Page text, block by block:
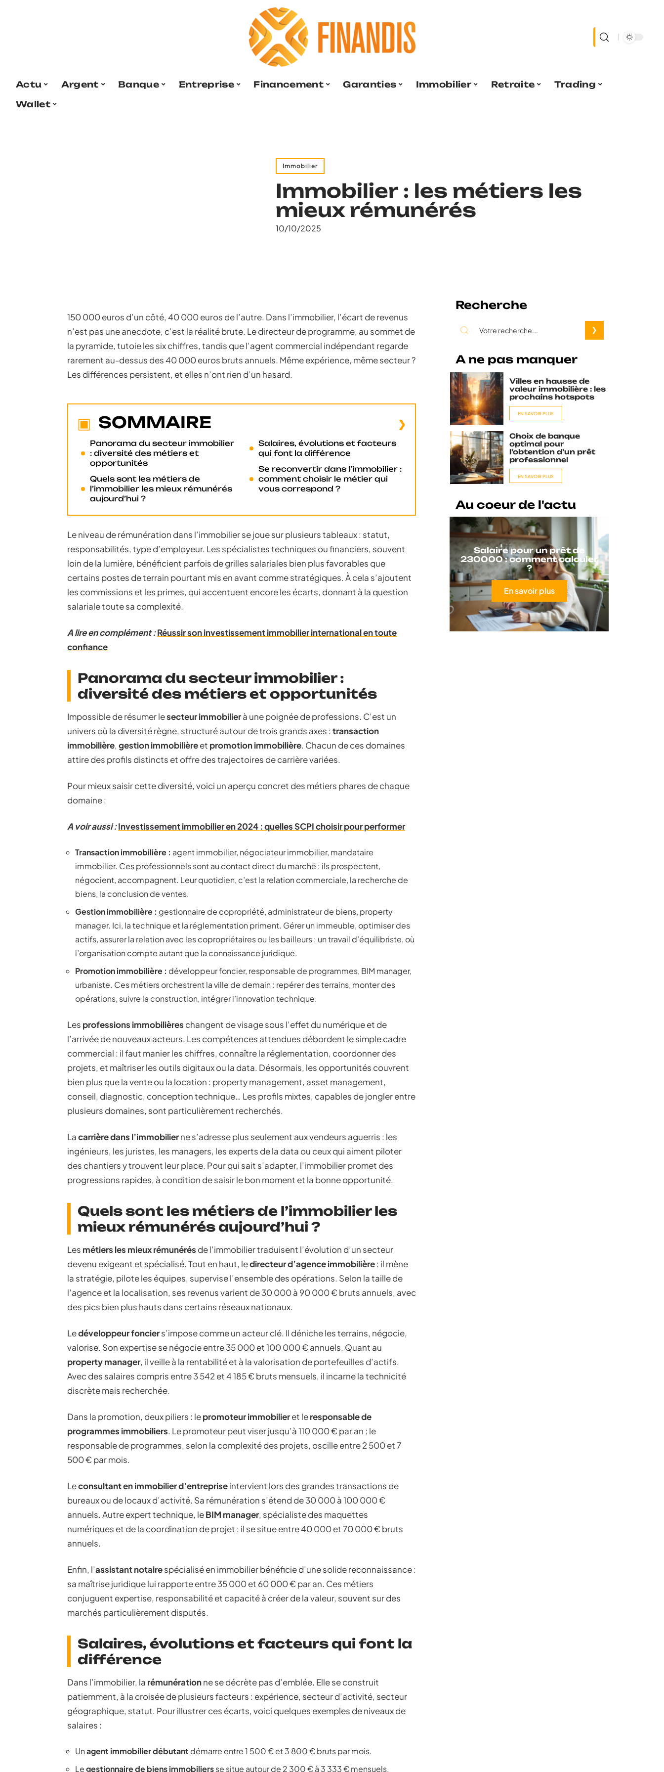
Actu Argent Banque Entreprise Financement Garanties Immobilier Retraite
Trading
Wallet
Immobilier
Immobilier : les métiers les
mieux rémunérés
10/10/2025
150 000 euros d’un côté, 40 000 euros de l’autre. Dans l’immobilier, l’écart de revenus
n’est pas une anecdote, c’est la réalité brute. Le directeur de programme, au sommet de
la pyramide, tutoie les six chiffres, tandis que l’agent commercial indépendant regarde
rarement au-dessus des 40 000 euros bruts annuels. Même expérience, même secteur ?
Les différences persistent, et elles n’ont rien d’un hasard.
SOMMAIRE
Panorama du secteur immobilier
: diversité des métiers et
opportunités
Quels sont les métiers de
l’immobilier les mieux rémunérés
aujourd’hui ?
Salaires, évolutions et facteurs
qui font la différence
Se reconvertir dans l’immobilier :
comment choisir le métier qui
vous correspond ?
Le niveau de rémunération dans l’immobilier se joue sur plusieurs tableaux : statut,
responsabilités, type d’employeur. Les spécialistes techniques ou financiers, souvent
loin de la lumière, bénéficient parfois de grilles salariales bien plus favorables que
certains postes de terrain pourtant mis en avant comme stratégiques. À cela s’ajoutent
les commissions et les primes, qui accentuent encore les écarts, donnant à la question
salariale toute sa complexité.
A lire en complément :Réussir son investissement immobilier international en toute
confiance
Panorama du secteur immobilier :
diversité des métiers et opportunités
Impossible de résumer lesecteur immobilierà une poignée de professions. C’est un
univers où la diversité règne, structuré autour de trois grands axes : transaction
immobilière, gestion immobilièreet promotion immobilière. Chacun de ces domaines
attire des profils distincts et offre des trajectoires de carrière variées.
Pour mieux saisir cette diversité, voici un aperçu concret des métiers phares de chaque
domaine :
A voir aussi :Investissement immobilier en 2024 : quelles SCPI choisir pour performer
Transaction immobilière : agent immobilier, négociateur immobilier, mandataire
immobilier. Ces professionnels sont au contact direct du marché : ils prospectent,
négocient, accompagnent. Leur quotidien, c’est la relation commerciale, la recherche de
biens, la conclusion de ventes.
Gestion immobilière : gestionnaire de copropriété, administrateur de biens, property
manager. Ici, la technique et la réglementation priment. Gérer un immeuble, optimiser des
actifs, assurer la relation avec les copropriétaires ou les bailleurs : un travail d’équilibriste, où
l’organisation compte autant que la connaissance juridique.
Promotion immobilière : développeur foncier, responsable de programmes, BIM manager,
urbaniste. Ces métiers orchestrent la ville de demain : repérer des terrains, monter des
opérations, suivre la construction, intégrer l’innovation technique.
Les professions immobilières changent de visage sous l’effet du numérique et de
l’arrivée de nouveaux acteurs. Les compétences attendues débordent le simple cadre
commercial : il faut manier les chiffres, connaître la réglementation, coordonner des
projets, et maîtriser les outils digitaux ou la data. Désormais, les opportunités couvrent
bien plus que la vente ou la location : property management, asset management,
conseil, diagnostic, conception technique… Les profils mixtes, capables de jongler entre
plusieurs domaines, sont particulièrement recherchés.
Lacarrière dans l’immobilierne s’adresse plus seulement aux vendeurs aguerris : les
ingénieurs, les juristes, les managers, les experts de la data ou ceux qui aiment piloter
des chantiers y trouvent leur place. Pour qui sait s’adapter, l’immobilier promet des
progressions rapides, à condition de saisir le bon moment et la bonne opportunité.
Quels sont les métiers de l’immobilier les
mieux rémunérés aujourd’hui ?
Les métiers les mieux rémunérés de l’immobilier traduisent l’évolution d’un secteur
devenu exigeant et spécialisé. Tout en haut, ledirecteur d’agence immobilière: il mène
la stratégie, pilote les équipes, supervise l’ensemble des opérations. Selon la taille de
l’agence et la localisation, ses revenus varient de 30 000 à 90 000 € bruts annuels, avec
des pics bien plus hauts dans certains réseaux nationaux.
Ledéveloppeur fonciers’impose comme un acteur clé. Il déniche les terrains, négocie,
valorise. Son expertise se négocie entre 35 000 et 100 000 € annuels. Quant au
property manager, il veille à la rentabilité et à la valorisation de portefeuilles d’actifs.
Avec des salaires compris entre 3 542 et 4 185 € bruts mensuels, il incarne la technicité
discrète mais recherchée.
Dans la promotion, deux piliers : lepromoteur immobilieret leresponsable de
programmes immobiliers. Le promoteur peut viser jusqu’à 110 000 € par an ; le
responsable de programmes, selon la complexité des projets, oscille entre 2 500 et 7
500 € par mois.
Leconsultant en immobilier d’entrepriseintervient lors des grandes transactions de
bureaux ou de locaux d’activité. Sa rémunération s’étend de 30 000 à 100 000 €
annuels. Autre expert technique, leBIM manager, spécialiste des maquettes
numériques et de la coordination de projet : il se situe entre 40 000 et 70 000 € bruts
annuels.
Enfin, l’assistant notairespécialisé en immobilier bénéficie d’une solide reconnaissance :
sa maîtrise juridique lui rapporte entre 35 000 et 60 000 € par an. Ces métiers
conjuguent expertise, responsabilité et capacité à créer de la valeur, souvent sur des
marchés particulièrement disputés.
Salaires, évolutions et facteurs qui font la
différence
Dans l’immobilier, la rémunérationne se décrète pas d’emblée. Elle se construit
patiemment, à la croisée de plusieurs facteurs : expérience, secteur d’activité, secteur
géographique, statut. Pour illustrer ces écarts, voici quelques exemples de niveaux de
salaires :
Unagent immobilier débutant démarre entre 1 500 € et 3 800 € bruts par mois.
Legestionnaire de biens immobiliersse situe autour de 2 300 € à 3 333 € mensuels.
Recherche
A ne pas manquer
Villes en hausse de
valeur immobilière : les
prochains hotspots
EN SAVOIR PLUS
Choix de banque
optimal pour
l’obtention d’un prêt
professionnel
EN SAVOIR PLUS
Au coeur de l'actu
Salaire pour un prêt de
230000 : comment calculer
?
En savoir plus